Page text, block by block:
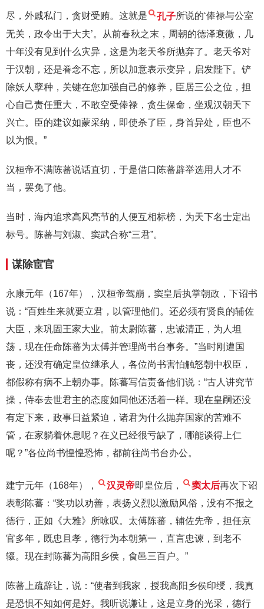
尽，外戚私门，贪财受贿。这就是 孔子所说的‘俸禄与公室
无关，政令出于大夫’。从前春秋之末，周朝的德泽衰微，几
十年没有见到什么灾异，这是为老天爷所抛弃了。老天爷对
于汉朝，还是眷念不忘，所以加意表示变异，启发陛下。铲
除妖人孽种，关键在您加强自己的修养，臣居三公之位，担
心自己责任重大，不敢空受俸禄，贪生保命，坐观汉朝天下
兴亡。臣的建议如蒙采纳，即使杀了臣，身首异处，臣也不
以为恨。”
汉桓帝不满陈蕃说话直切，于是借口陈蕃辟举选用人才不
当，罢免了他。
当时，海内追求高风亮节的人便互相标榜，为天下名士定出
标号。陈蕃与刘淑、窦武合称“三君”。
谋除宦官
永康元年（167年），汉桓帝驾崩，窦皇后执掌朝政，下诏书
说：“百姓生来就要立君，以管理他们。还必须有贤良的辅佐
大臣，来巩固王家大业。前太尉陈蕃，忠诚清正，为人坦
荡，现在任命陈蕃为太傅并管理尚书台事务。”当时刚遭国
丧，还没有确定皇位继承人，各位尚书害怕触怒朝中权臣，
都假称有病不上朝办事。陈蕃写信责备他们说：“古人讲究节
操，侍奉去世君主的态度如同他还活着一样。现在皇嗣还没
有定下来，政事日益紧迫，诸君为什么抛弃国家的苦难不
管，在家躺着休息呢？在义已经很亏缺了，哪能谈得上仁
呢？”各位尚书惶惶恐怖，都前往尚书台办公。
建宁元年（168年）， 汉灵帝即皇位后， 窦太后再次下诏
表彰陈蕃：“奖功以劝善，表扬义烈以激励风俗，没有不报之
德行，正如《大雅》所咏叹。太傅陈蕃，辅佐先帝，担任京
官多年，既忠且孝，德行为本朝第一，直言忠谏，到老不
辍。现在封陈蕃为高阳乡侯，食邑三百户。”
陈蕃上疏辞让，说：“使者到我家，授我高阳乡侯印绶，我真
是恐惧不知如何是好。我听说谦让，这是立身的光采，德行